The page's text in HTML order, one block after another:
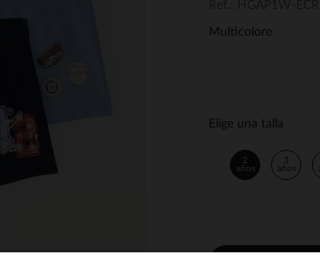
Multicolore
Elige una talla
2
años
3
años